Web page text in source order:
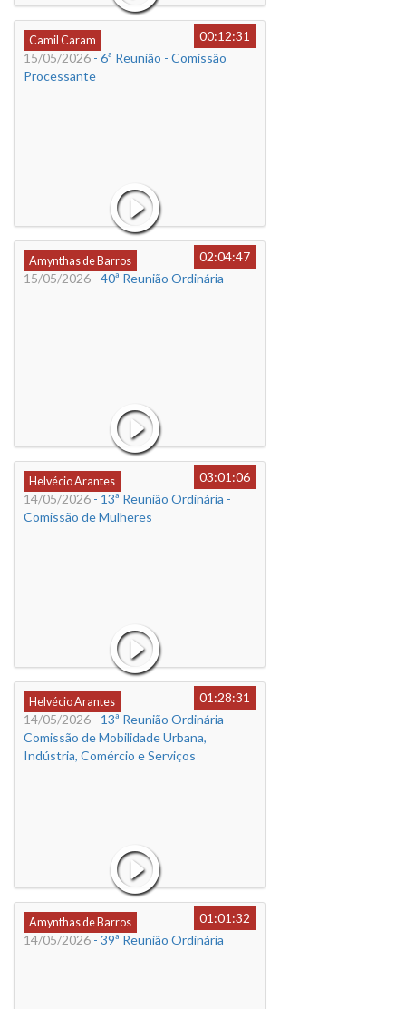
Camil Caram
00:12:31
15/05/2026 - 6ª Reunião - Comissão
Processante
Amynthas de Barros
02:04:47
15/05/2026 - 40ª Reunião Ordinária
Helvécio Arantes
03:01:06
14/05/2026 - 13ª Reunião Ordinária -
Comissão de Mulheres
Helvécio Arantes
01:28:31
14/05/2026 - 13ª Reunião Ordinária -
Comissão de Mobilidade Urbana,
Indústria, Comércio e Serviços
Amynthas de Barros
01:01:32
14/05/2026 - 39ª Reunião Ordinária